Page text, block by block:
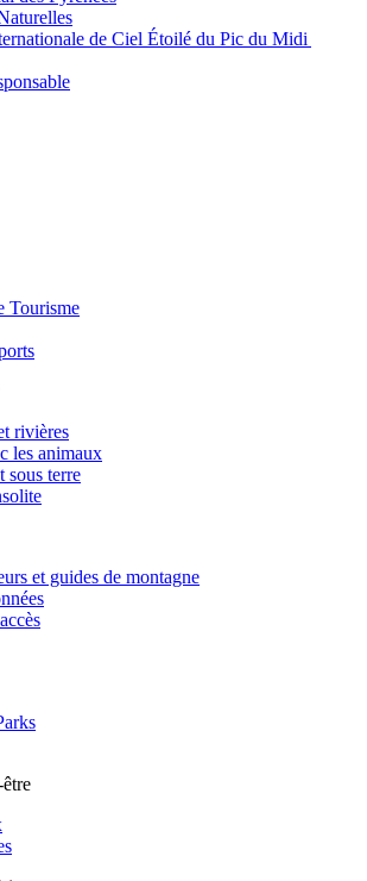
de Ciel Étoilé du Pic du Midi
Tourisme
rivières
les animaux
sous terre
et guides de montagne